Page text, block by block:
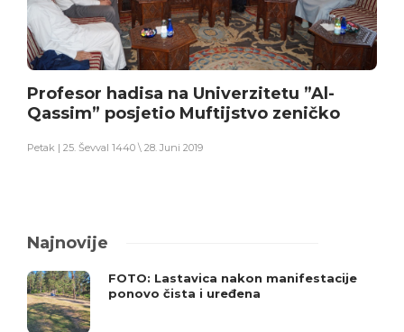
Profesor hadisa na Univerzitetu ”Al-
Qassim” posjetio Muftijstvo zeničko
Petak | 25. Ševval 1440 \ 28. Juni 2019
Najnovije
FOTO: Lastavica nakon manifestacije
ponovo čista i uređena